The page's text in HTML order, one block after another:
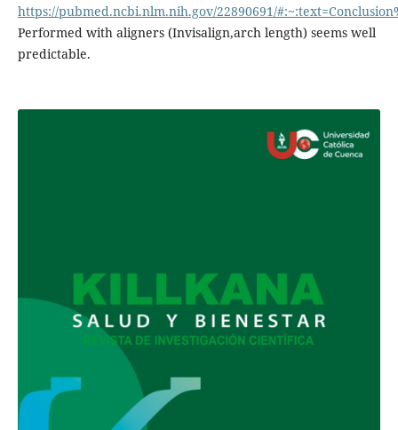
https://pubmed.ncbi.nlm.nih.gov/22890691/
Performed with aligners (Invisalign,arch length) seems well
predictable.